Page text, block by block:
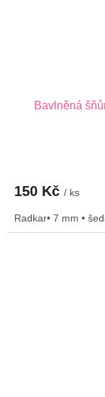
Bavlněná
150 Kč / ks
Radkar• 7 mm •